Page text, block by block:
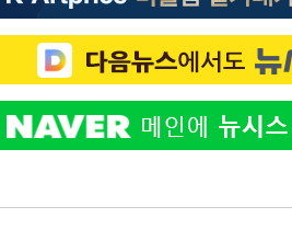
탈환…1.09% 오른 6365.07 개장
서 미니버스 폭발.. 14명 부상, 3명은 중
낮 39도 '폭염중대경보'
표물들"과 대치로 남부 케슘섬에서 두차
입 규제…파생제품 15% 관세, 120일 후
마감…나스닥 0.06%↓